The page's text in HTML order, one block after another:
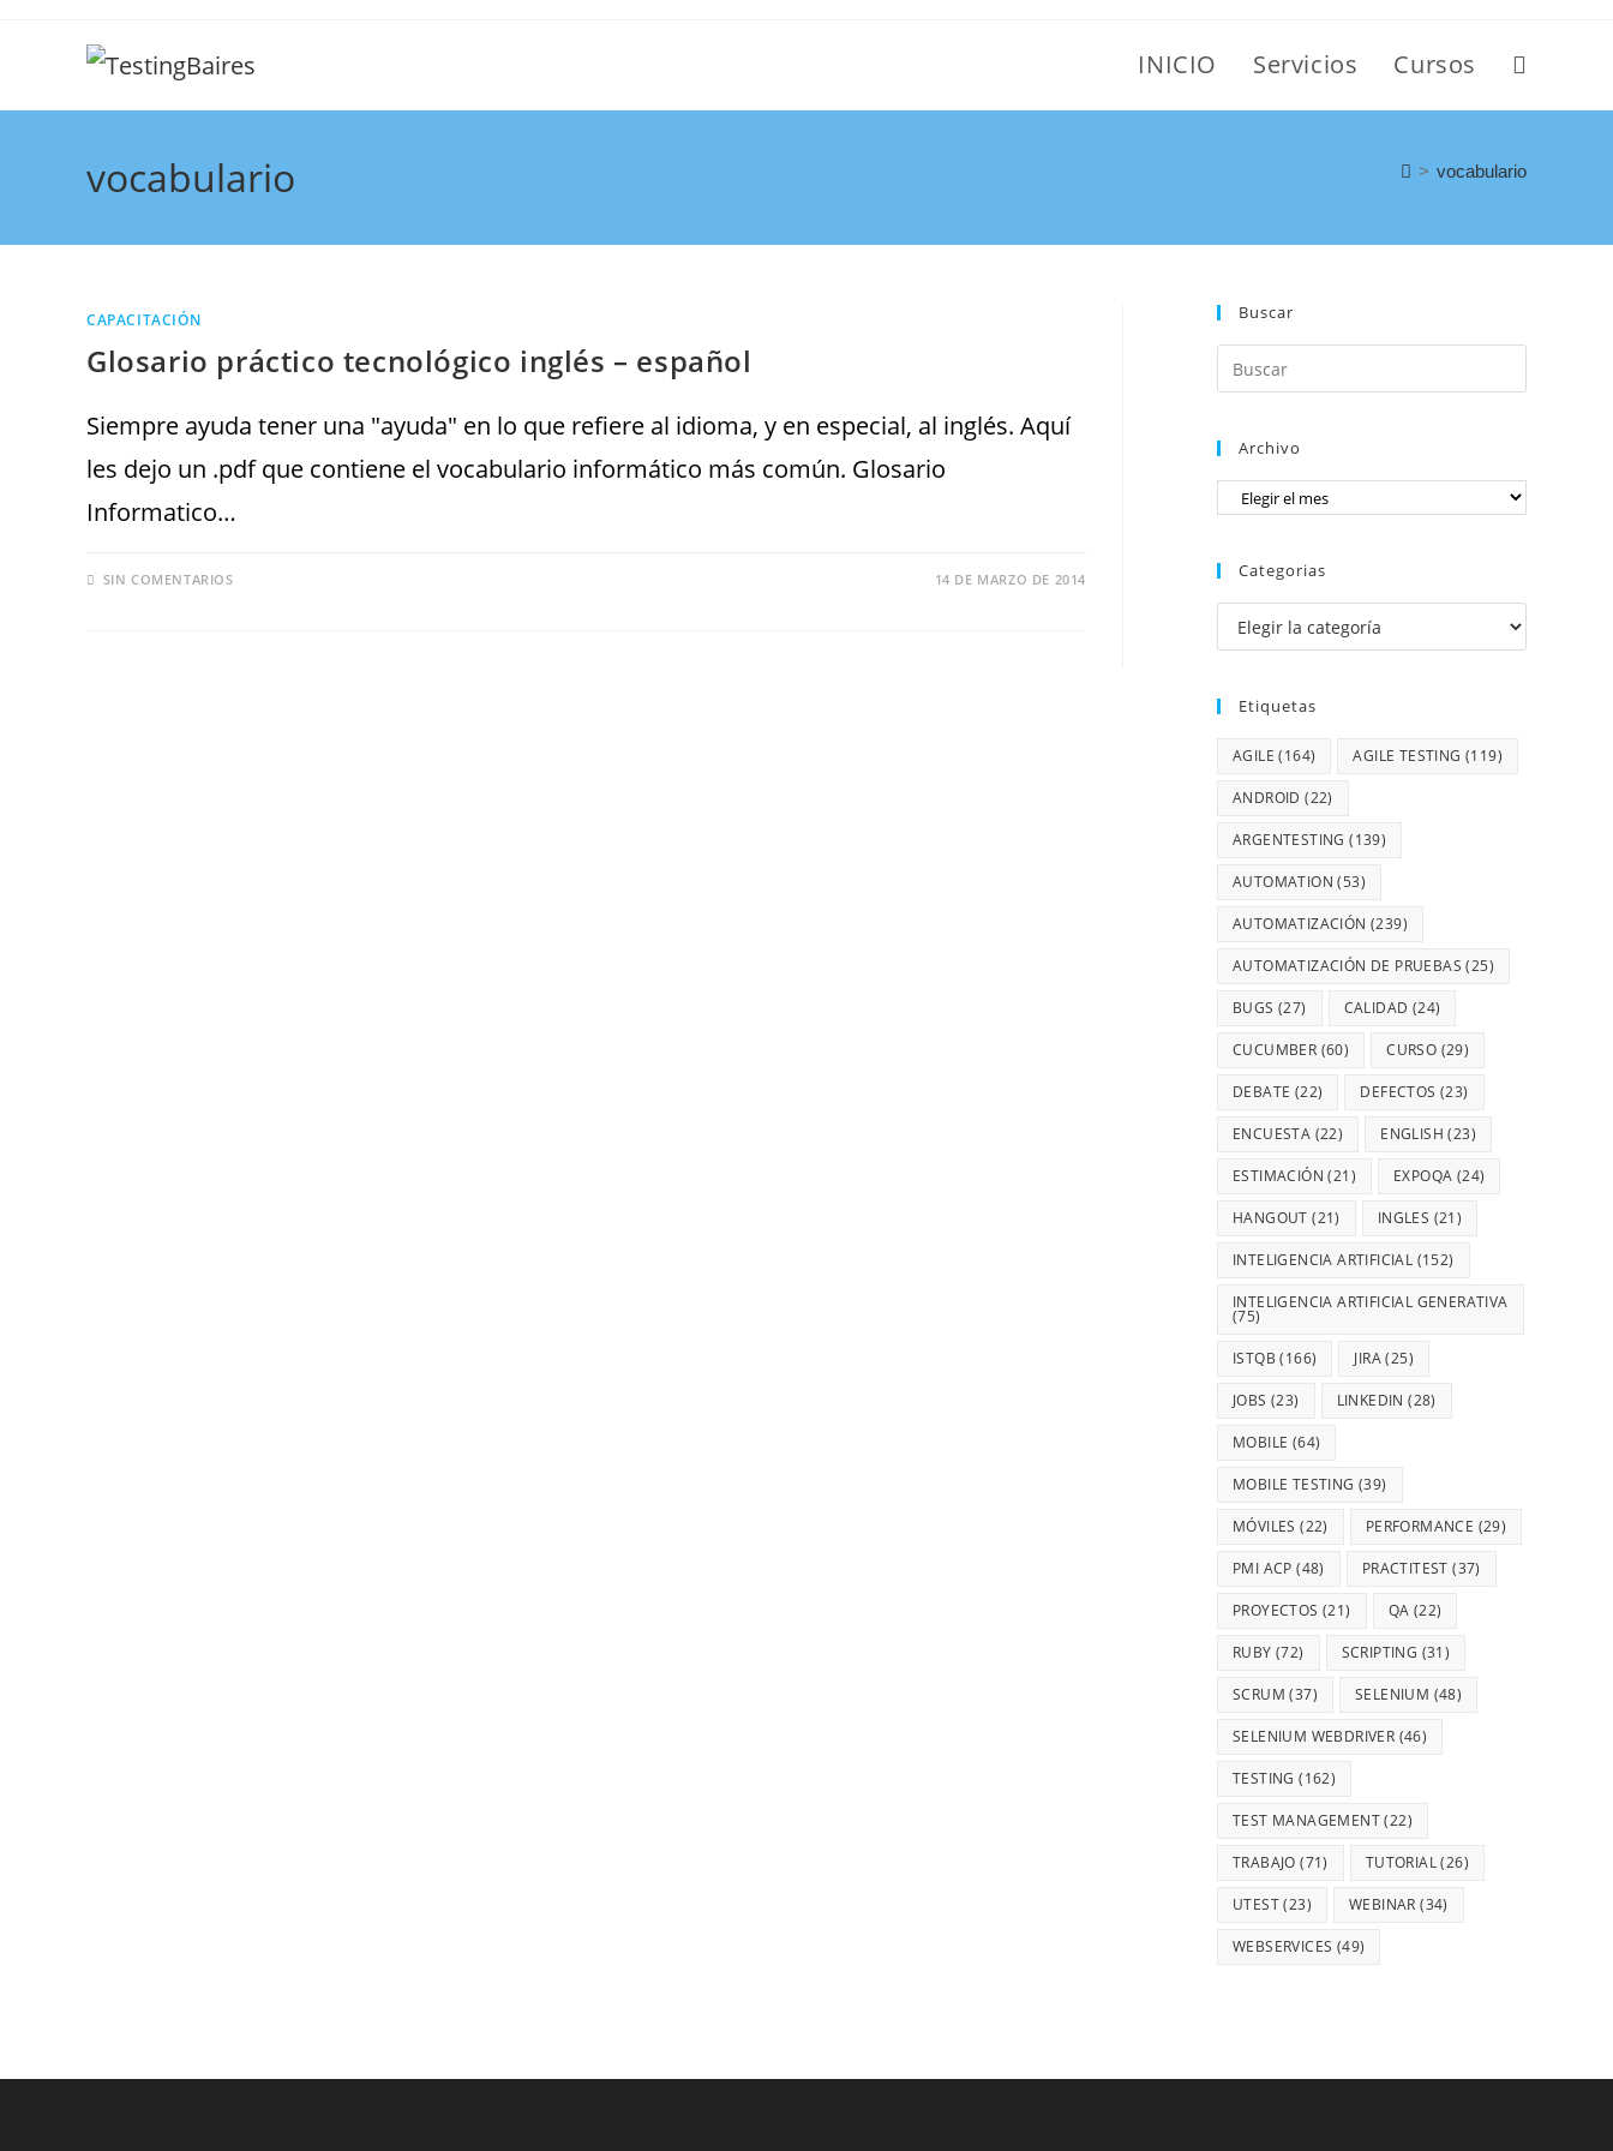
INICIO Servicios Cursos
vocabulario > vocabulario
CAPACITACIÓN
Glosario práctico tecnológico inglés – español
Siempre ayuda tener una "ayuda" en lo que refiere al idioma, y en especial, al inglés. Aquí
les dejo un .pdf que contiene el vocabulario informático más común. Glosario
Informatico…
SIN COMENTARIOS 14 DE MARZO DE 2014
Buscar
Archivo
Categorias
Etiquetas
AGILE (164) AGILE TESTING (119)
ANDROID (22)
ARGENTESTING (139)
AUTOMATION (53)
AUTOMATIZACIÓN (239)
AUTOMATIZACIÓN DE PRUEBAS (25)
BUGS (27) CALIDAD (24)
CUCUMBER (60) CURSO (29)
DEBATE (22) DEFECTOS (23)
ENCUESTA (22) ENGLISH (23)
ESTIMACIÓN (21) EXPOQA (24)
HANGOUT (21) INGLES (21)
INTELIGENCIA ARTIFICIAL (152)
INTELIGENCIA ARTIFICIAL GENERATIVA
(75)
ISTQB (166) JIRA(25)
JOBS (23) LINKEDIN (28)
MOBILE (64)
MOBILE TESTING (39)
MÓVILES (22) PERFORMANCE (29)
PMI ACP (48) PRACTITEST (37)
PROYECTOS (21) QA (22)
RUBY (72) SCRIPTING (31)
SCRUM (37) SELENIUM (48)
SELENIUM WEBDRIVER (46)
TESTING (162)
TEST MANAGEMENT(22)
TRABAJO (71) TUTORIAL(26)
UTEST(23) WEBINAR (34)
WEBSERVICES (49)